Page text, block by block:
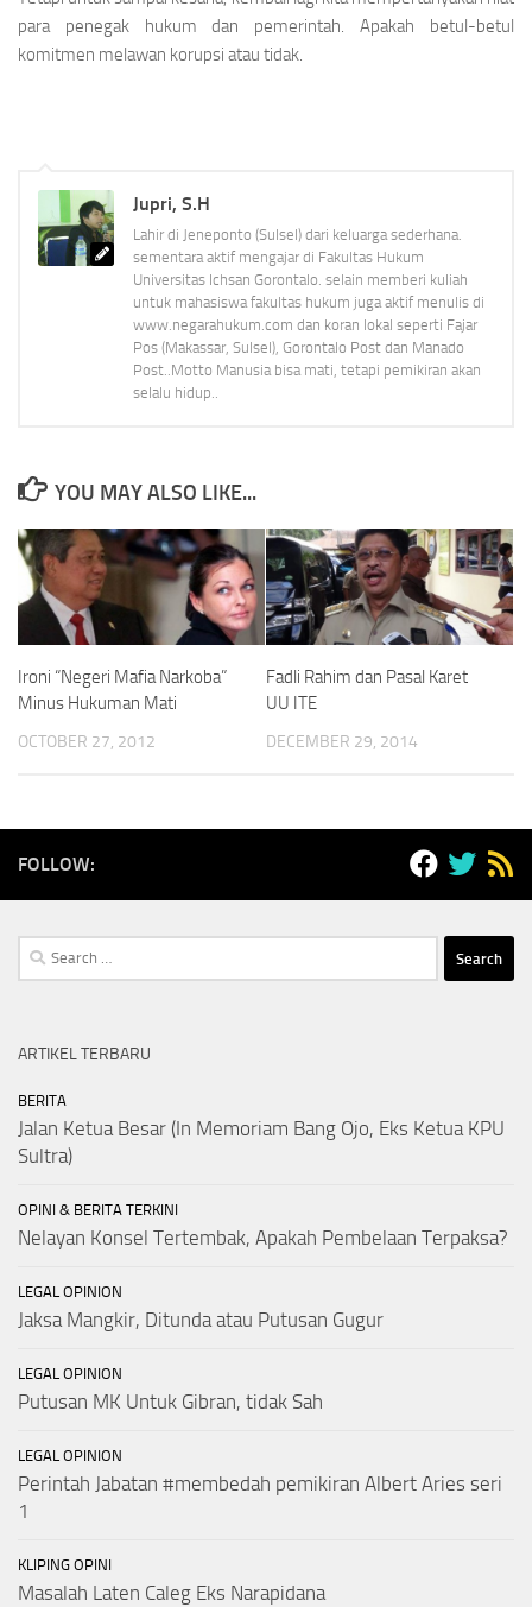
para penegak hukum dan pemerintah. Apakah betul-betul
komitmen melawan korupsi atau tidak.
Jupri, S.H
Lahir di Jeneponto (Sulsel) dari keluarga sederhana.
sementara aktif mengajar di Fakultas Hukum
Universitas Ichsan Gorontalo. selain memberi kuliah
untuk mahasiswa fakultas hukum juga aktif menulis di
www.negarahukum.com dan koran lokal seperti Fajar
Pos (Makassar, Sulsel), Gorontalo Post dan Manado
Post..Motto Manusia bisa mati, tetapi pemikiran akan
selalu hidup..
YOU MAY ALSO LIKE...
Ironi “Negeri Mafia Narkoba”
Minus Hukuman Mati
OCTOBER 27, 2012
Fadli Rahim dan Pasal Karet
UU ITE
DECEMBER 29, 2014
FOLLOW:
Search
for:
ARTIKEL TERBARU
BERITA
Jalan Ketua Besar (In Memoriam Bang Ojo, Eks Ketua KPU
Sultra)
OPINI & BERITA TERKINI
Nelayan Konsel Tertembak, Apakah Pembelaan Terpaksa?
LEGAL OPINION
Jaksa Mangkir, Ditunda atau Putusan Gugur
LEGAL OPINION
Putusan MK Untuk Gibran, tidak Sah
LEGAL OPINION
Perintah Jabatan #membedah pemikiran Albert Aries seri
1
KLIPING OPINI
Masalah Laten Caleg Eks Narapidana